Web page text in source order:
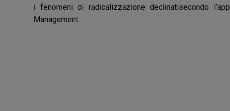
i fenomeni di radicalizzazione declinatisecondo
Management.